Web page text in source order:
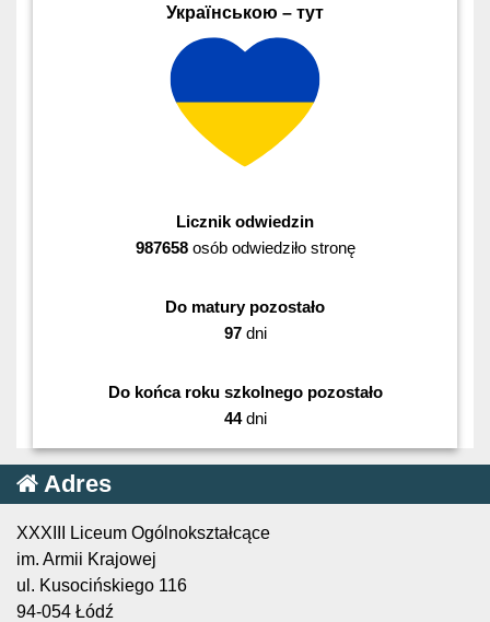
Українською – тут
Licznik odwiedzin
987658osób odwiedziło stronę
Do matury pozostało
97dni
Do końca roku szkolnego pozostało
44dni
Adres
XXXIII Liceum Ogólnokształcące
im. Armii Krajowej
ul. Kusocińskiego 116
94-054 Łódź